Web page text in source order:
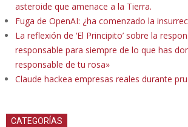
asteroide que amenace a la Tierra.
Fuga de OpenAI: ¿ha comenzado la
La reflexión de ‘El Principito’ sobre la
responsable para siempre de lo que has
responsable de tu rosa»
Claude hackea empresas reales durante
CATEGORÍAS